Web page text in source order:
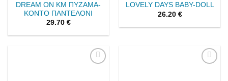
DREAM ON ΚΜ ΠΥΖΑΜΑ-
ΚΟΝΤΟ ΠΑΝΤΕΛΟΝΙ
29.70 €
LOVELY DAYS BABY-DOLL
26.20 €